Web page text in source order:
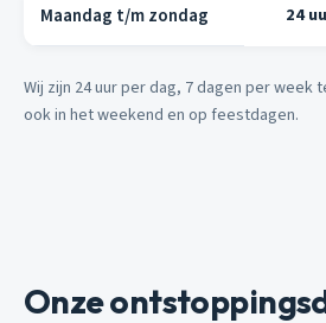
Maandag t/m zondag 24
Wij zijn 24 uur per dag, 7 dagen per week
ook in het weekend en op feestdagen.
Onze